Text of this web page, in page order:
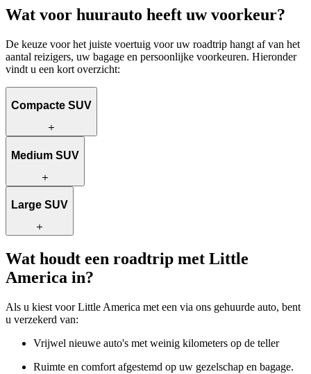
Wat voor huurauto heeft uw voorkeur?
De keuze voor het juiste voertuig voor uw roadtrip hangt af van het
aantal reizigers, uw bagage en persoonlijke voorkeuren. Hieronder
vindt u een kort overzicht:
Compacte SUV
De perfecte keuze voor soloreizigers of koppels. Deze compacte
kleinere afmetingen rijdt u eenvoudig door smalle straatjes en vindt
u makkelijker een parkeerplek.
Medium SUV
Deze SUV biedt meer ruimte en een goede balans tussen comfort en
vriendengroepen die net wat extra comfort willen.
Large SUV
Voor grotere gezinnen of groepen is de grote SUV de beste keuze.
U reist comfortabel en heeft volop ruimte voor bagage. Ideaal als u
extra spullen meeneemt of gewoon meer bewegingsvrijheid wilt
Wat houdt een roadtrip met Little
America in?
Als u kiest voor Little America met een via ons gehuurde auto, bent
u verzekerd van:
Vrijwel nieuwe auto's met weinig kilometers op de teller
Ruimte en comfort afgestemd op uw gezelschap en bagage.